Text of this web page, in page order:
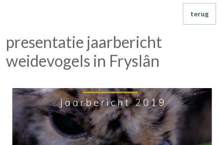
terug
presentatie jaarbericht
weidevogels in Fryslân